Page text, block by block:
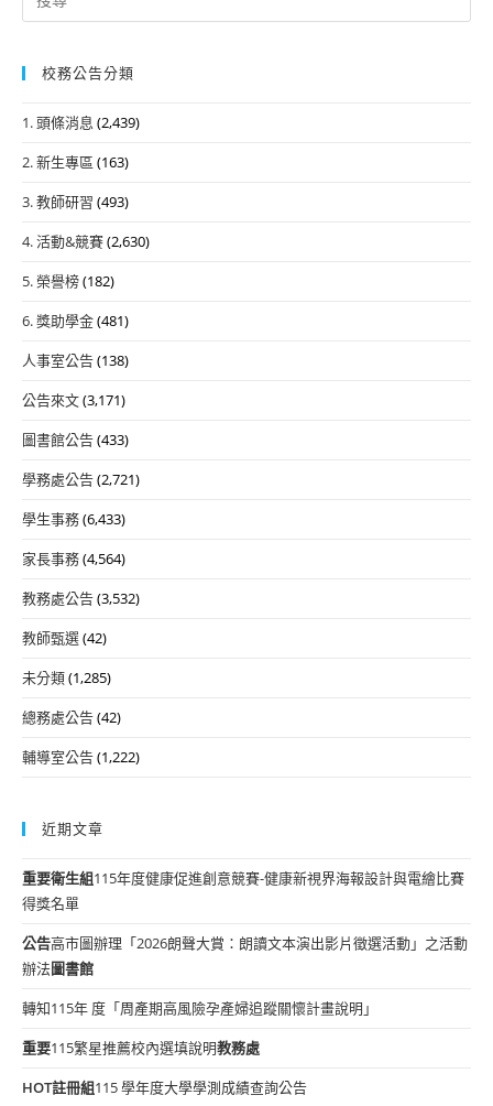
for:
校務公告分類
1. 頭條消息 (2,439)
2. 新生專區 (163)
3. 教師研習 (493)
4. 活動&競賽(2,630)
5. 榮譽榜(182)
6. 獎助學金(481)
人事室公告(138)
公告來文(3,171)
圖書館公告(433)
學務處公告(2,721)
學生事務(6,433)
家長事務(4,564)
教務處公告(3,532)
教師甄選(42)
未分類(1,285)
總務處公告(42)
輔導室公告(1,222)
近期文章
重要衛生組115年度健康促進創意競賽-健康新視界海報設計與電繪比賽
得獎名單
公告高市圖辦理「2026朗聲大賞：朗讀文本演出影片徵選活動」之活動
辦法圖書館
轉知115年 度「周產期高風險孕產婦追蹤關懷計畫說明」
重要115繁星推薦校內選填說明教務處
HOT註冊組115 學年度大學學測成績查詢公告